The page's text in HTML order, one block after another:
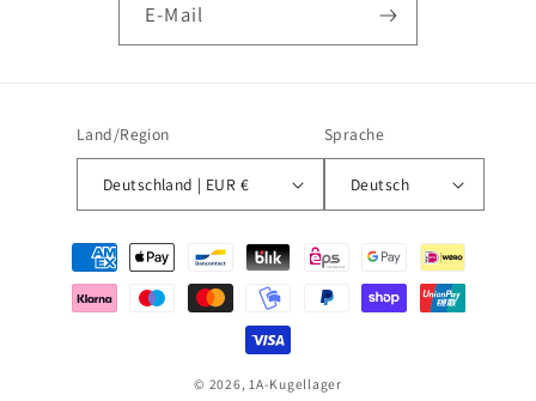
E-Mail
Land/Region
Deutschland | EUR €
Sprache
Deutsch
Zahlungsmethoden
© 2026,1A-Kugellager